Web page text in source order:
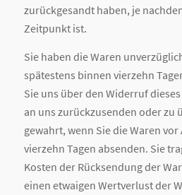
zurückgesandt haben, je
Zeitpunkt ist.
Sie haben die Waren
spätestens binnen vierzehn
Sie uns über den Widerruf
an uns zurückzusenden oder zu
gewahrt, wenn Sie die Waren
vierzehn Tagen absenden. Sie
Kosten der Rücksendung der
einen etwaigen Wertverlust der